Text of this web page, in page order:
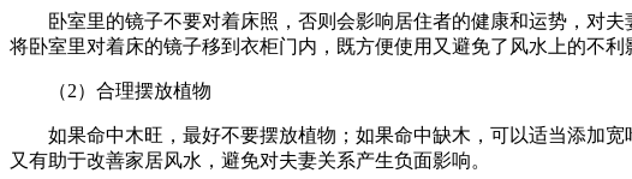
卧室里的镜子不要对着床照，否则会影响居住者的健康和运势，对
将卧室里对着床的镜子移到衣柜门内，既方便使用又避免了风水上的不利
（2）合理摆放植物
如果命中木旺，最好不要摆放植物；如果命中缺木，可以适当添加
又有助于改善家居风水，避免对夫妻关系产生负面影响。